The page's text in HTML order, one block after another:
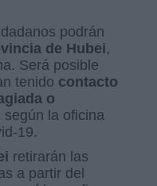
podrán
de Hubei,
Será posible
tenido contacto
o
según la oficina
19.
retirarán las
a partir del